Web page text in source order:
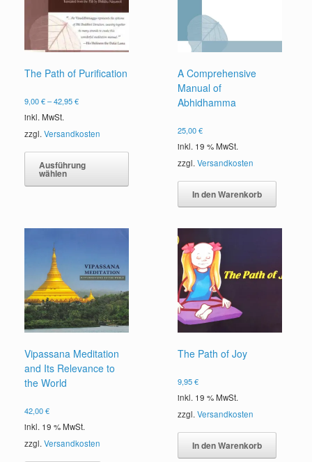
The Path of Purification
9,00€–42,95€
inkl. MwSt.
zzgl. Versandkosten
Ausführung
wählen
Dieses
mehrere
Die
Produktseite
gewählt
werden
A Comprehensive
Manual of
Abhidhamma
25,00€
inkl. 19 % MwSt.
zzgl.Versandkosten
In den Warenkorb
Vipassana Meditation
and Its Relevance to
the World
42,00€
inkl. 19 % MwSt.
zzgl. Versandkosten
The Path of Joy
9,95€
inkl. 19 % MwSt.
zzgl.Versandkosten
In den Warenkorb